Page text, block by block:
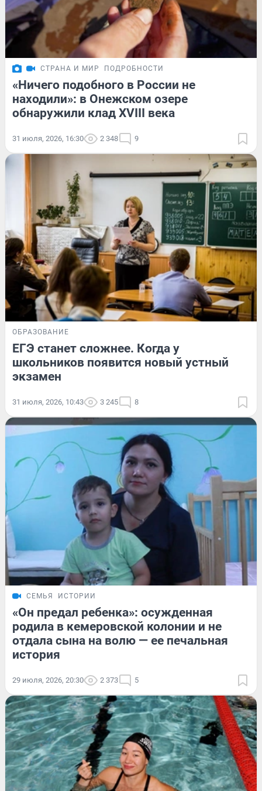
СТРАНА И МИР ПОДРОБНОСТИ
«Ничего подобного в России не
находили»: в Онежском озере
обнаружили клад XVIII века
31 июля, 2026, 16:30 2 348 9
ОБРАЗОВАНИЕ
ЕГЭ станет сложнее. Когда у
школьников появится новый устный
экзамен
31 июля, 2026, 10:43 3 245 8
СЕМЬЯ ИСТОРИИ
«Он предал ребенка»: осужденная
родила в кемеровской колонии и не
отдала сына на волю — ее печальная
история
29 июля, 2026, 20:30 2 373 5